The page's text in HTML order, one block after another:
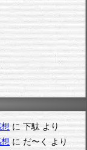
に下駄より
にだ〜く より